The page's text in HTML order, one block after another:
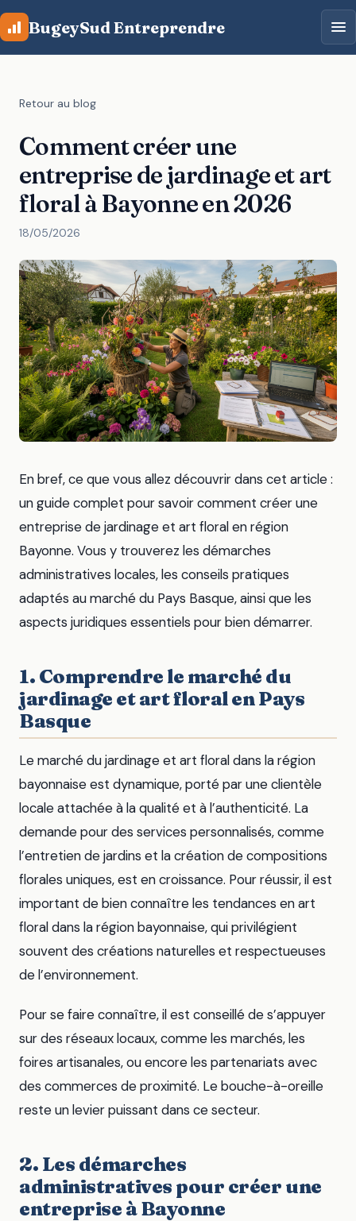
Aller au contenu principal
BugeySud Entreprendre
Retour au blog
Comment créer une
entreprise de jardinage et art
floral à Bayonne en 2026
18/05/2026
En bref, ce que vous allez découvrir dans cet article :
un guide complet pour savoir comment créer une
entreprise de jardinage et art floral en région
Bayonne. Vous y trouverez les démarches
administratives locales, les conseils pratiques
adaptés au marché du Pays Basque, ainsi que les
aspects juridiques essentiels pour bien démarrer.
1. Comprendre le marché du
jardinage et art floral en Pays
Basque
Le marché du jardinage et art floral dans la région
bayonnaise est dynamique, porté par une clientèle
locale attachée à la qualité et à l’authenticité. La
demande pour des services personnalisés, comme
l’entretien de jardins et la création de compositions
florales uniques, est en croissance. Pour réussir, il est
important de bien connaître les tendances en art
floral dans la région bayonnaise, qui privilégient
souvent des créations naturelles et respectueuses
de l’environnement.
Pour se faire connaître, il est conseillé de s’appuyer
sur des réseaux locaux, comme les marchés, les
foires artisanales, ou encore les partenariats avec
des commerces de proximité. Le bouche-à-oreille
reste un levier puissant dans ce secteur.
2. Les démarches
administratives pour créer une
entreprise à Bayonne